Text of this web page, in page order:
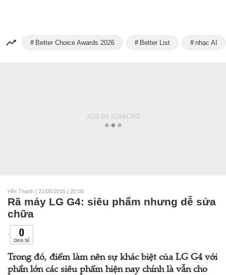
Better Choice Awards 2026 Better List nhạc AI
Yến Thanh | 21/05/2015 | 20:00
Rã máy LG G4: siêu phẩm nhưng dễ sửa
chữa
0
CHIA SẺ
Trong đó, điểm làm nên sự khác biệt của LG G4 với
phần lớn các siêu phẩm hiện nay chính là vẫn cho